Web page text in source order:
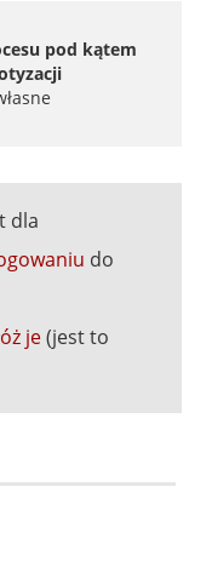
pod kątem
dla
do
je(jest to